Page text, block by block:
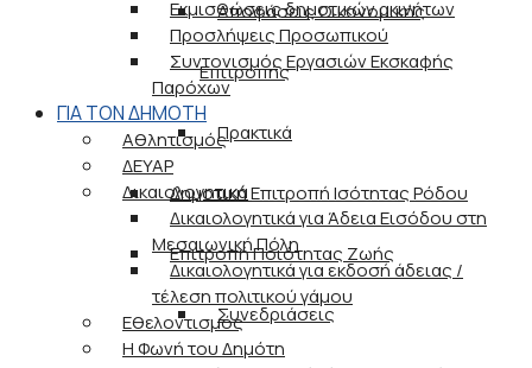
Αποφάσεις Οικονομικής
Επιτροπής
Πρακτικά
Δημοτική Επιτροπή Ισότητας Ρόδου
Επιτροπή Ποιότητας Ζωής
Συνεδριάσεις
Εκμισθώσεις δημοτικών ακινήτων
Προσλήψεις Προσωπικού
Συντονισμός Εργασιών Εκσκαφής
Παρόχων
ΓΙΑ ΤΟΝ ΔΗΜΟΤΗ
Αθλητισμός
ΔΕΥΑΡ
Δικαιολογητικά
Δικαιολογητικά για Άδεια Εισόδου στη
Μεσαιωνική Πόλη
Δικαιολογητικά για εκδοσή άδειας /
τέλεση πολιτικού γάμου
Εθελοντισμός
Η Φωνή του Δημότη